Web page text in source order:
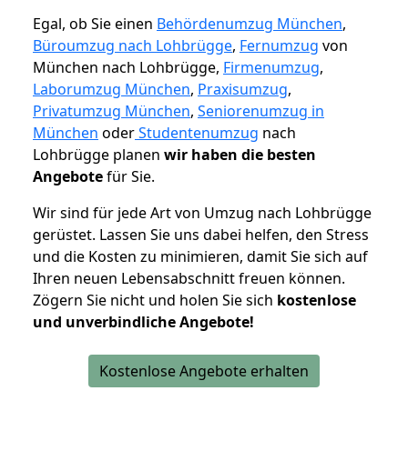
Egal, ob Sie einen Behördenumzug München,
Büroumzug nach Lohbrügge, Fernumzug von
München nach Lohbrügge, Firmenumzug,
Laborumzug München, Praxisumzug,
Privatumzug München, Seniorenumzug in
München oderStudentenumzug nach
Lohbrügge planen wir haben die besten
Angebotefür Sie.
Wir sind für jede Art von Umzug nach Lohbrügge
gerüstet. Lassen Sie uns dabei helfen, den Stress
und die Kosten zu minimieren, damit Sie sich auf
Ihren neuen Lebensabschnitt freuen können.
Zögern Sie nicht und holen Sie sich kostenlose
und unverbindliche Angebote!
Kostenlose Angebote erhalten